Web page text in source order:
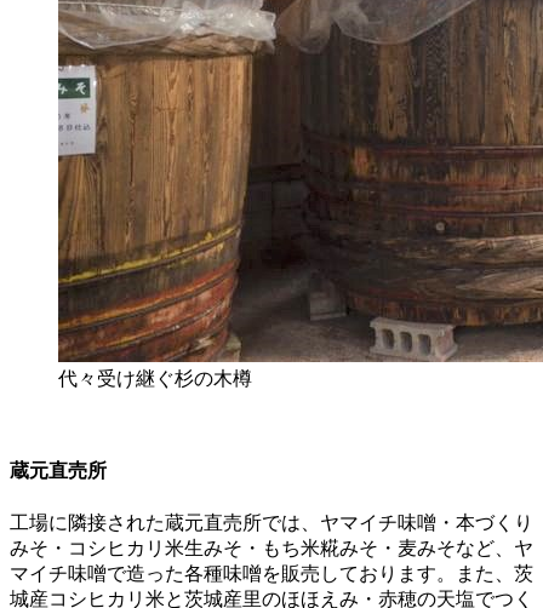
代々受け継ぐ杉の木樽
蔵元直売所
工場に隣接された蔵元直売所では、ヤマイチ味噌・本づくり
みそ・コシヒカリ米生みそ・もち米糀みそ・麦みそなど、ヤ
マイチ味噌で造った各種味噌を販売しております。また、茨
城産コシヒカリ米と茨城産里のほほえみ・赤穂の天塩でつく